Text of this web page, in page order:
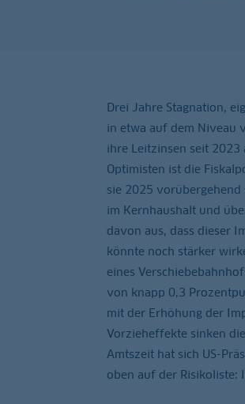
Drei Jahre Stagnation,
in etwa auf dem Niveau
ihre Leitzinsen seit 2023
Optimisten ist die
sie 2025 vorübergehend
im Kernhaushalt und
davon aus, dass dieser
könnte noch stärker
eines
von knapp 0,3
mit der Erhöhung der
Vorzieheffekte sinken
Amtszeit hat sich US-
oben auf der Risikoliste: